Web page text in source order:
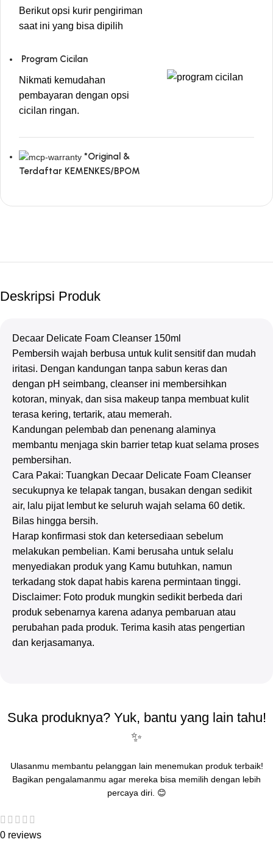
Berikut opsi kurir pengiriman
saat ini yang bisa dipilih
Program Cicilan
Nikmati kemudahan
pembayaran dengan opsi
cicilan ringan.
*Original &
Terdaftar KEMENKES/BPOM
Deskripsi Produk
Decaar Delicate Foam Cleanser 150ml
Pembersih wajah berbusa untuk kulit sensitif dan mudah
iritasi. Dengan kandungan tanpa sabun keras dan
dengan pH seimbang, cleanser ini membersihkan
kotoran, minyak, dan sisa makeup tanpa membuat kulit
terasa kering, tertarik, atau memerah.
Kandungan pelembab dan penenang alaminya
membantu menjaga skin barrier tetap kuat selama proses
pembersihan.
Cara Pakai: Tuangkan Decaar Delicate Foam Cleanser
secukupnya ke telapak tangan, busakan dengan sedikit
air, lalu pijat lembut ke seluruh wajah selama 60 detik.
Bilas hingga bersih.
Harap konfirmasi stok dan ketersediaan sebelum
melakukan pembelian. Kami berusaha untuk selalu
menyediakan produk yang Kamu butuhkan, namun
terkadang stok dapat habis karena permintaan tinggi.
Disclaimer: Foto produk mungkin sedikit berbeda dari
produk sebenarnya karena adanya pembaruan atau
perubahan pada produk. Terima kasih atas pengertian
dan kerjasamanya.
Suka produknya? Yuk, bantu yang lain tahu!
✨
Ulasanmu membantu pelanggan lain menemukan produk terbaik!
Bagikan pengalamanmu agar mereka bisa memilih dengan lebih
percaya diri. 😊
0 reviews